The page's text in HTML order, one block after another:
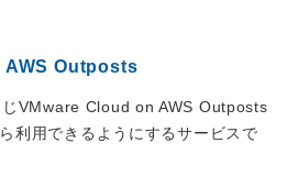
Outposts
VMware Cloud on AWS Outposts
利用できるようにするサービスで